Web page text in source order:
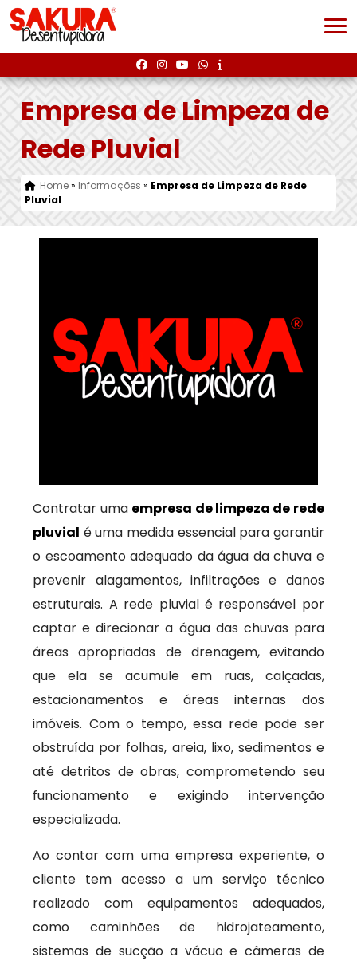
Empresa de Limpeza de
Rede Pluvial
Home» Informações » Empresa de Limpeza de Rede
Pluvial
Contratar uma empresa de limpeza de rede
pluvial é uma medida essencial para garantir
o escoamento adequado da água da chuva e
prevenir alagamentos, infiltrações e danos
estruturais. A rede pluvial é responsável por
captar e direcionar a água das chuvas para
áreas apropriadas de drenagem, evitando
que ela se acumule em ruas, calçadas,
estacionamentos e áreas internas dos
imóveis. Com o tempo, essa rede pode ser
obstruída por folhas, areia, lixo, sedimentos e
até detritos de obras, comprometendo seu
funcionamento e exigindo intervenção
especializada.
Ao contar com uma empresa experiente, o
cliente tem acesso a um serviço técnico
realizado com equipamentos adequados,
como caminhões de hidrojateamento,
sistemas de sucção a vácuo e câmeras de